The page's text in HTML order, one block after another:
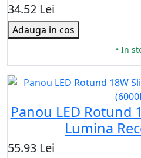
34.52 Lei
Adauga in cos
• In
Panou LED Rotund
Lumina
55.93 Lei